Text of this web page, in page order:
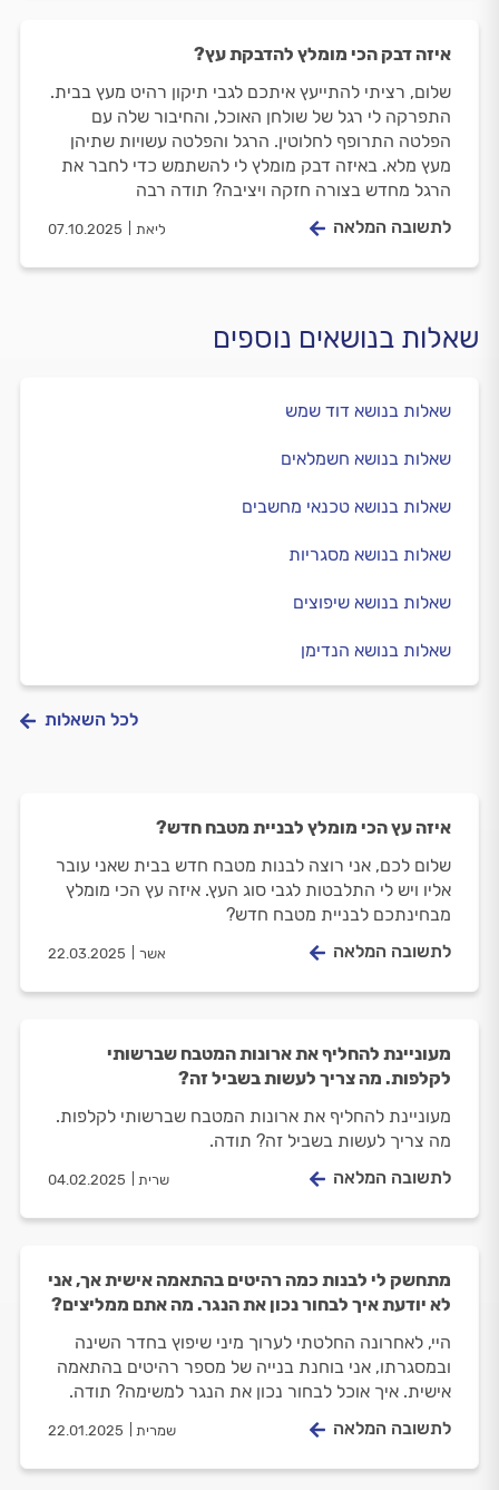
איזה דבק הכי מומלץ להדבקת עץ?
שלום, רציתי להתייעץ איתכם לגבי תיקון רהיט מעץ בבית.
התפרקה לי רגל של שולחן האוכל, והחיבור שלה עם
הפלטה התרופף לחלוטין. הרגל והפלטה עשויות שתיהן
מעץ מלא. באיזה דבק מומלץ לי להשתמש כדי לחבר את
הרגל מחדש בצורה חזקה ויציבה? תודה רבה
ליאת 07.10.2025 לתשובה המלאה
שאלות בנושאים נוספים
שאלות בנושא דוד שמש
שאלות בנושא חשמלאים
שאלות בנושא טכנאי מחשבים
שאלות בנושא מסגריות
שאלות בנושא שיפוצים
שאלות בנושא הנדימן
לכל השאלות
איזה עץ הכי מומלץ לבניית מטבח חדש?
שלום לכם, אני רוצה לבנות מטבח חדש בבית שאני עובר
אליו ויש לי התלבטות לגבי סוג העץ. איזה עץ הכי מומלץ
מבחינתכם לבניית מטבח חדש?
אשר 22.03.2025 לתשובה המלאה
מעוניינת להחליף את ארונות המטבח שברשותי
לקלפות. מה צריך לעשות בשביל זה?
מעוניינת להחליף את ארונות המטבח שברשותי לקלפות.
מה צריך לעשות בשביל זה? תודה.
שרית 04.02.2025 לתשובה המלאה
מתחשק לי לבנות כמה רהיטים בהתאמה אישית אך, אני
לא יודעת איך לבחור נכון את הנגר. מה אתם ממליצים?
היי, לאחרונה החלטתי לערוך מיני שיפוץ בחדר השינה
ובמסגרתו, אני בוחנת בנייה של מספר רהיטים בהתאמה
אישית. איך אוכל לבחור נכון את הנגר למשימה? תודה.
שמרית 22.01.2025 לתשובה המלאה